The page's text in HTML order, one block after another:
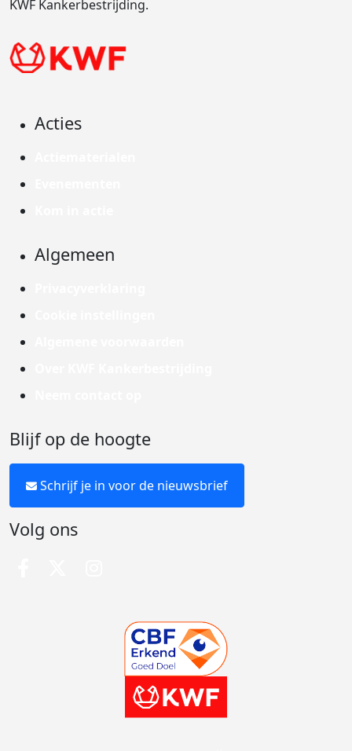
KWF Kankerbestrijding.
Acties
Algemeen
Blijf op de hoogte
Schrijf je in voor de nieuwsbrief
Volg ons